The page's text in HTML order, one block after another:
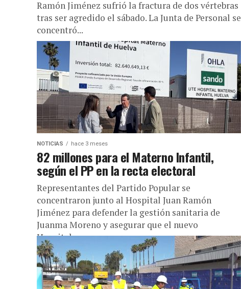
Ramón Jiménez sufrió la fractura de dos vértebras
tras ser agredido el sábado. La Junta de Personal se
concentró...
NOTICIAS hace 3 meses
82 millones para el Materno Infantil,
según el PP en la recta electoral
Representantes del Partido Popular se
concentraron junto al Hospital Juan Ramón
Jiménez para defender la gestión sanitaria de
Juanma Moreno y asegurar que el nuevo
Hospital...